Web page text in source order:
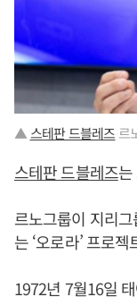
▲스테판 드블레즈 르
스테판 드블레즈는
르노그룹이 지리
는 ‘오로라’ 프로
1972년 7월16일